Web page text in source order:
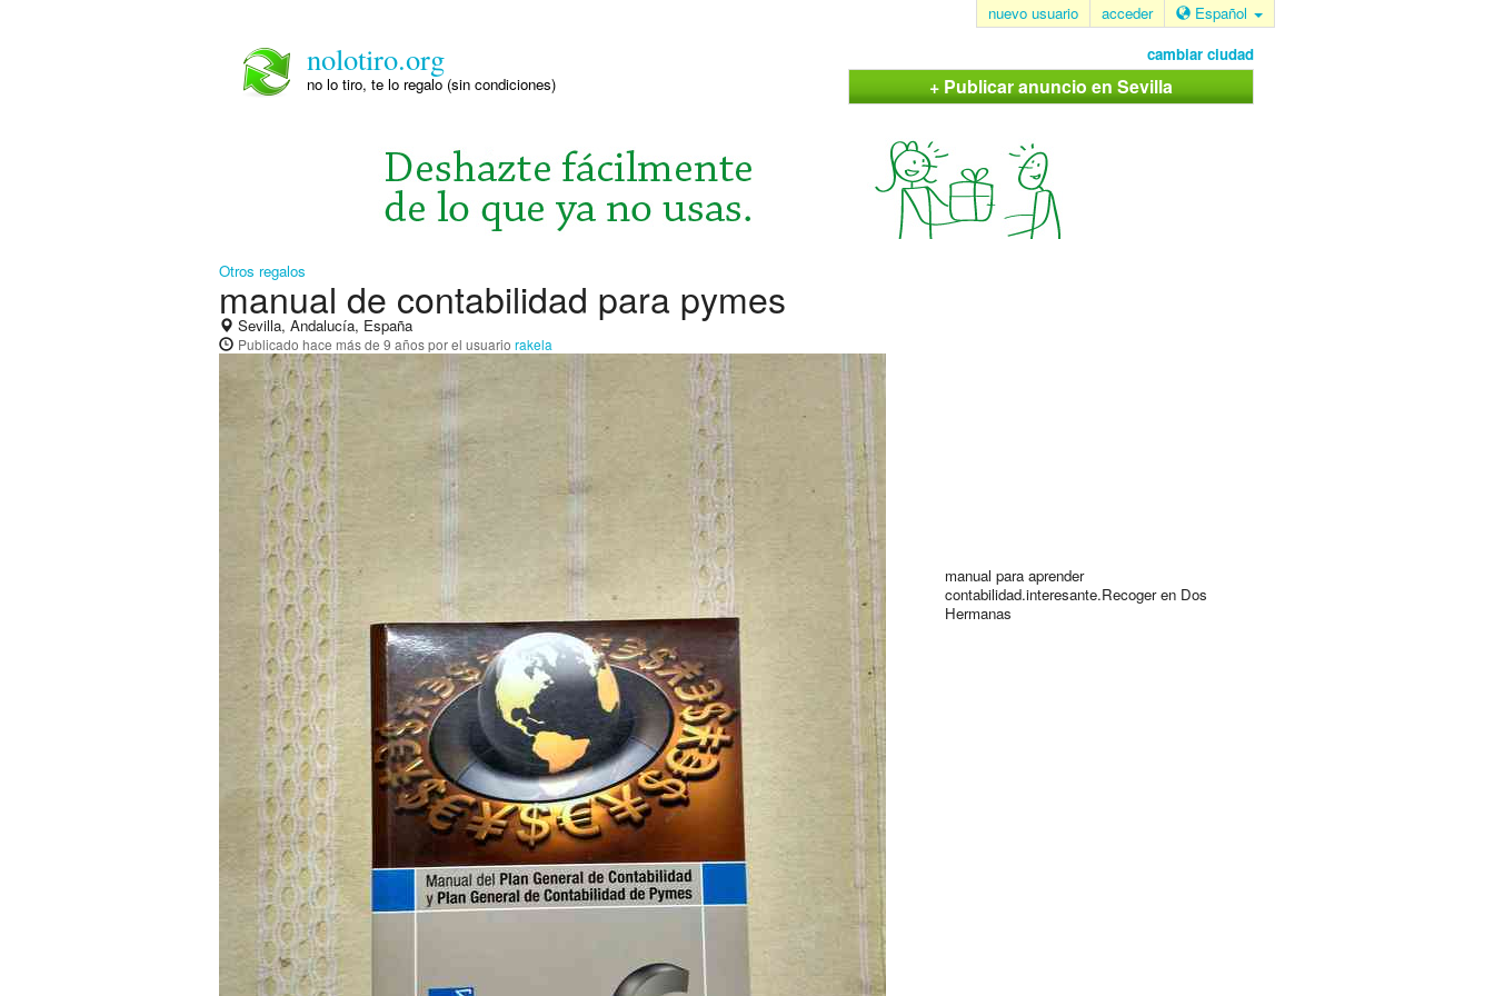
nuevo usuario acceder Español
nolotiro.org
no lo tiro, te lo regalo (sin condiciones)
cambiar ciudad
+ Publicar anuncio en Sevilla
Otros regalos
manual de contabilidad para pymes
Sevilla, Andalucía, España
Publicado hace más de 9 añospor el usuario rakela
manual para aprender
contabilidad.interesante.Recoger en Dos
Hermanas